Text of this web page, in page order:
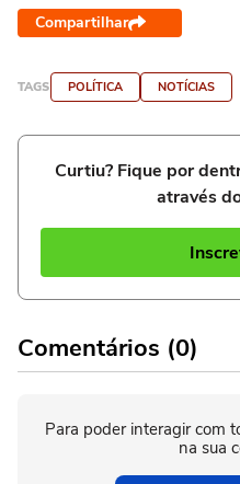
Compartilhar
TAGS POLÍTICA NOTÍCIAS
Curtiu? Fique por
através
Comentários (0)
Para poder interagir com
na sua